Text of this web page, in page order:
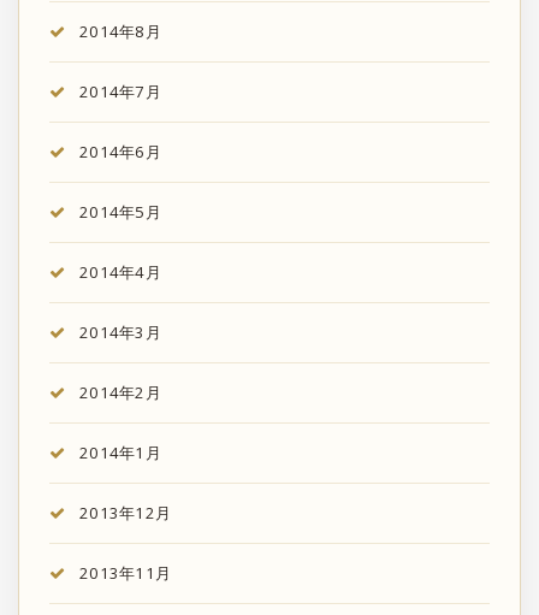
2014年8月
2014年7月
2014年6月
2014年5月
2014年4月
2014年3月
2014年2月
2014年1月
2013年12月
2013年11月